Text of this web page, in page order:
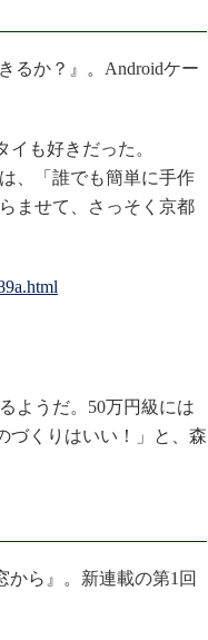
るか？』。Androidケー
イも好きだった。
、「誰でも簡単に手作
ませて、さっそく京都
ようだ。50万円級には
づくりはいい！」と、森
から』。新連載の第1回